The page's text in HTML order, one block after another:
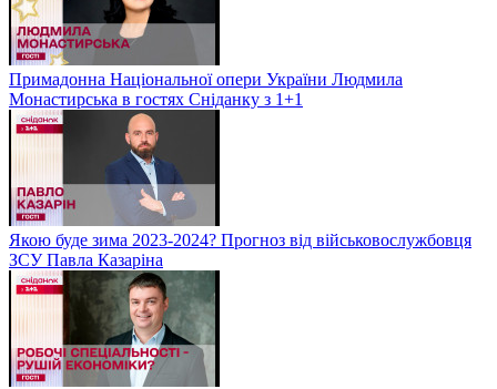
Примадонна Національної опери України Людмила
Монастирська в гостях Сніданку з 1+1
Якою буде зима 2023-2024? Прогноз від військовослужбовця
ЗСУ Павла Казаріна